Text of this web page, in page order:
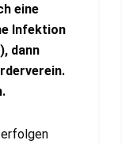
eine
Infektion
dann